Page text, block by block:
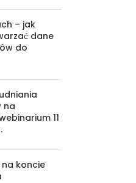
– jak
dane
do
na
11
na koncie